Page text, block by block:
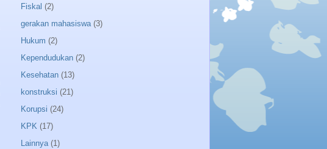
Fiskal (2)
gerakan mahasiswa (3)
Hukum (2)
Kependudukan (2)
Kesehatan (13)
konstruksi (21)
Korupsi (24)
KPK (17)
Lainnya (1)